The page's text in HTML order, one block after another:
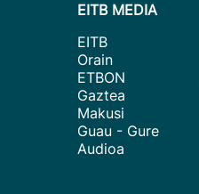
EITB MEDIA
EITB
Orain
ETBON
Gaztea
Makusi
Guau - Gure
Audioa